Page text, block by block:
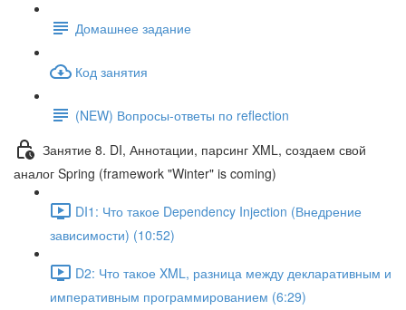
Домашнее задание
Код занятия
(NEW) Вопросы-ответы по reflection
Занятие 8. DI, Аннотации, парсинг XML, создаем свой
аналог Spring (framework "Winter" is coming)
DI1: Что такое Dependency Injection (Внедрение
зависимости) (10:52)
D2: Что такое XML, разница между декларативным и
императивным программированием (6:29)